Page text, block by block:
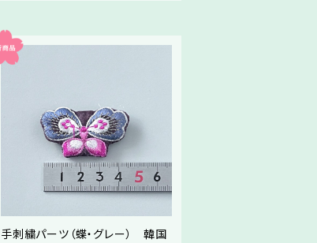
手刺繍パーツ（蝶・グレー） 韓国